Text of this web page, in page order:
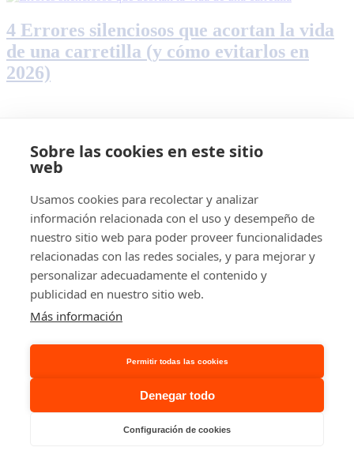
4 Errores silenciosos que acortan la vida
de una carretilla (y cómo evitarlos en
2026)
Cómo saber si tu carretilla está
Sobre las cookies en este sitio
web
Usamos cookies para recolectar y analizar
información relacionada con el uso y desempeño de
nuestro sitio web para poder proveer funcionalidades
relacionadas con las redes sociales, y para mejorar y
personalizar adecuadamente el contenido y
publicidad en nuestro sitio web.
Más información
Permitir todas las cookies
Denegar todo
Configuración de cookies